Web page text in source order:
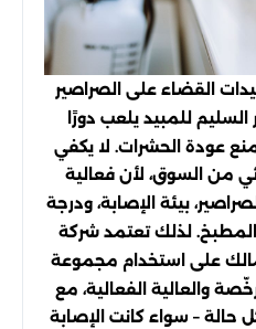
القضاء على الصراصير
السليم للمبيد يلعب دورًا
عودة الحشرات. لا يكفي
من السوق، لأن فعالية
بيئة الإصابة، ودرجة
المطبخ. لذلك تعتمد شركة
على استخدام مجموعة
والعالية الفعالية، مع
حالة – سواء كانت الإصابة